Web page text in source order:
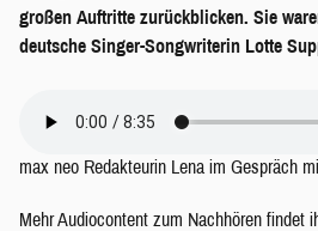
großen Auftritte zurückblicken. Sie
deutsche Singer-Songwriterin Lotte
max neo Redakteurin Lena im Gespräch
Mehr Audiocontent zum Nachhören findet